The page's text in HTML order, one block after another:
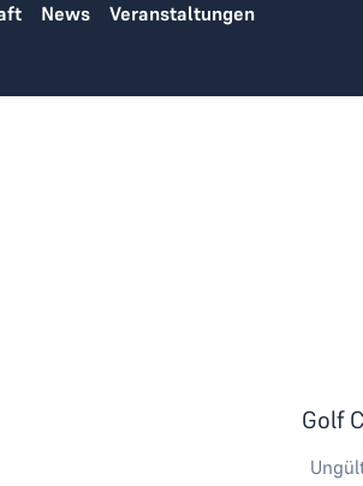
News Veranstaltungen
Golf